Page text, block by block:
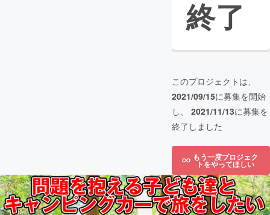
終了
このプロジェクトは、
2021/09/15に募集を開始
し、 2021/11/13に募集を
終了しました
もう一度プロジェク
トをやってほしい